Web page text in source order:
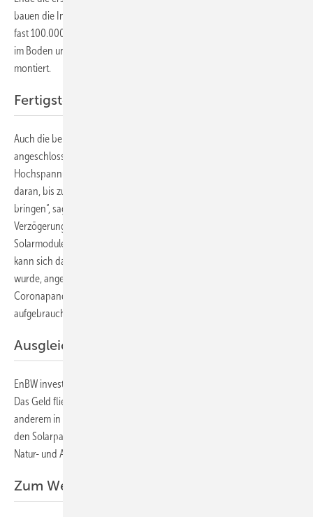
bauen die Installateure am anderen Ende noch. Immerhin sind die
fast 100.000 Pfosten für die Unterkonstruktion schon fast vollständig
im Boden und etwa 70 Prozent der rund 465.000 Module sind schon
montiert.
Fertigstellung bis Ende des Jahres geplant
Auch die beiden beiden Umspannwerke sind fertig und
angeschlossen, über die der Solarpark den Strom in die 110-Kilovolt-
Hochspannungsleitung einspeist wird. „Wir arbeiten mit Hochdruck
daran, bis zum Jahresende den ganzen Solarpark ans Netz zu
bringen“, sagt Bauleiter Stefan Lederer. „Jede weitere ungeplante
Verzögerung kann jedoch dazu führen, dass wir die letzten
Solarmodule erst nach Neujahr in Betrieb nehmen können.“ Dennoch
kann sich das Tempo, in dem die gesamte Anlage bisher errichtet
wurde, angesichts der Schwierigkeiten während der
Coronapandemie sehen lassen. „Dennoch ist unser Zeitpuffer nahezu
aufgebraucht“, erklärt Stefan Lederer.
Ausgleichsmaßnahmen vorgesehen
EnBW investiert etwa 100 Millionen Euro in den riesigen Generator.
Das Geld fließt dabei nicht nur in die Anlage selbst, sondern unter
anderem in die Entwicklung eines artenreichen Grünlandes rund um
den Solarpark. Das ist nur ein Teil der zahlreiche Maßnahmen für den
Natur- und Artenschutz, die zum Projekt gehören. (su)
Zum Weiterlesen: